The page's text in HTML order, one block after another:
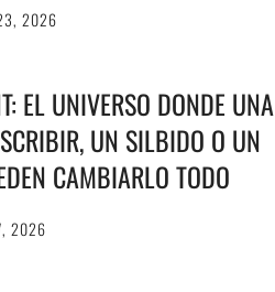
2026
EL UNIVERSO DONDE UNA
UN SILBIDO O UN
CAMBIARLO TODO
2026